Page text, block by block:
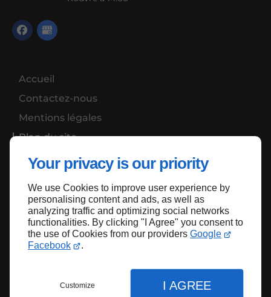
Your privacy is our priority
We use Cookies to improve user experience by
personalising content and ads, as well as
analyzing traffic and optimizing social networks
functionalities. By clicking "I Agree" you consent to
the use of Cookies from our providers Google
Facebook
.
Customize I AGREE
Accueil
Contactez-nous
Mentions légales
Plan du site
Haut de page